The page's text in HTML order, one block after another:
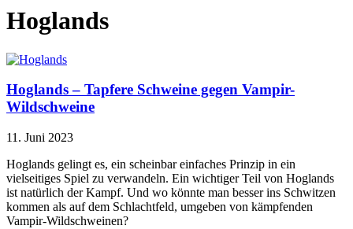
Hoglands
Hoglands – Tapfere Schweine gegen Vampir-
Wildschweine
11. Juni 2023
Hoglands gelingt es, ein scheinbar einfaches Prinzip in ein
vielseitiges Spiel zu verwandeln. Ein wichtiger Teil von Hoglands
ist natürlich der Kampf. Und wo könnte man besser ins Schwitzen
kommen als auf dem Schlachtfeld, umgeben von kämpfenden
Vampir-Wildschweinen?